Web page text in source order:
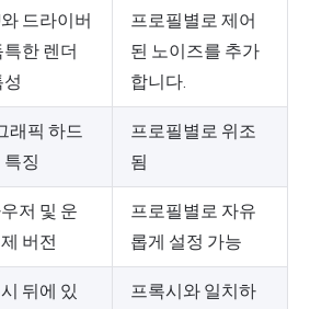
드라이버
특한 렌더
성
프로필별로 제어
된 노이즈를 추가
합니다.
래픽 하드
특징
프로필별로 위조
됨
저 및 운
버전
프로필별로 자유
롭게 설정 가능
뒤에 있
프록시와 일치하